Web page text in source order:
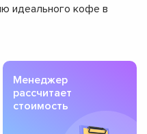
идеального кофе в
Менеджер
рассчитает
стоимость